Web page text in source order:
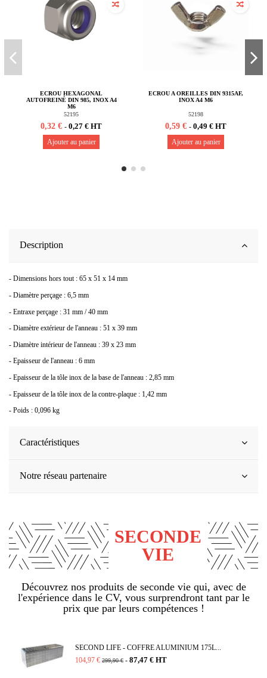
ECROU HEXAGONAL
AUTOFREINÉ DIN 985, INOX A4
M6
52195
0,32 € - 0,27 € HT
Ajouter au panier
ECROU A OREILLES DIN 9315AF,
INOX A4 M6
52198
0,59 € - 0,49 € HT
Ajouter au panier
Description
- Dimensions hors tout : 65 x 51 x 14 mm
- Diamètre perçage : 6,5 mm
- Entraxe perçage : 31 mm / 40 mm
- Diamètre extérieur de l'anneau : 51 x 39 mm
- Diamètre intérieur de l'anneau : 39 x 23 mm
- Epaisseur de l'anneau : 6 mm
- Epaisseur de la tôle inox de la base de l'anneau : 2,85 mm
- Epaisseur de la tôle inox de la contre-plaque : 1,42 mm
- Poids : 0,096 kg
Caractéristiques
Notre réseau partenaire
SECONDE
VIE
Découvrez nos produits de seconde vie qui, avec de
l'expérience dans le CV, vous surprendront tant par le
prix que par leurs compétences !
SECOND LIFE - COFFRE ALUMINIUM 175L...
104,97 € 299,90 € - 87,47 € HT